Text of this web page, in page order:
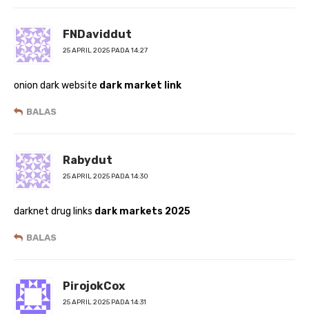
FNDaviddut
25 APRIL 2025 PADA 14:27
onion dark website dark market link
BALAS
Rabydut
25 APRIL 2025 PADA 14:30
darknet drug links dark markets 2025
BALAS
PirojokCox
25 APRIL 2025 PADA 14:31